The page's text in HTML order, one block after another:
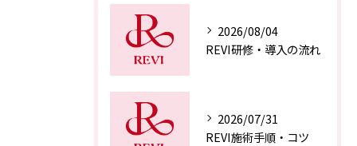
2026/08/04
REVI研修・導入の流れ
2026/07/31
REVI施術手順・コツ